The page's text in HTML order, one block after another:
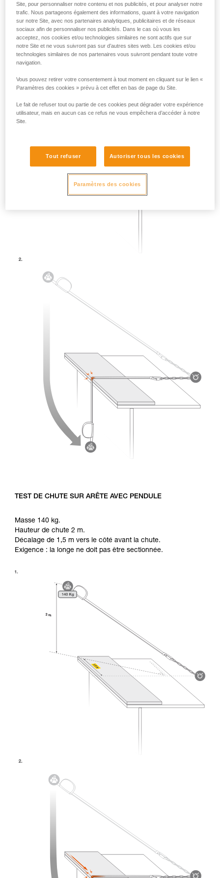
Masse 140 kg.
Hauteur de chute 2 m.
Frottement de la longe sur une arête métallique de rayon 0,5
mm.
Exigence : la longe ne doit pas être sectionnée.
TEST DE CHUTE SUR ARÊTE AVEC PENDULE
Masse 140 kg.
Hauteur de chute 2 m.
Décalage de 1,5 m vers le côté avant la chute.
Exigence : la longe ne doit pas être sectionnée.
Site, pour personnaliser notre contenu et nos publicités, et pour analyser notre
trafic. Nous partageons également des informations, quant à votre navigation
sur notre Site, avec nos partenaires analytiques, publicitaires et de réseaux
sociaux afin de personnaliser nos publicités. Dans le cas où vous les
acceptez, nos cookies et/ou technologies similaires ne sont actifs que sur
notre Site et ne vous suivront pas sur d’autres sites web. Les cookies et/ou
technologies similaires de nos partenaires vous suivront pendant toute votre
navigation.
Vous pouvez retirer votre consentement à tout moment en cliquant sur le lien «
Paramètres des cookies » prévu à cet effet en bas de page du Site.
Le fait de refuser tout ou partie de ces cookies peut dégrader votre expérience
utilisateur, mais en aucun cas ce refus ne vous empêchera d’accéder à notre
Site.
Tout refuser Autoriser tous les cookies
Paramètres des cookies